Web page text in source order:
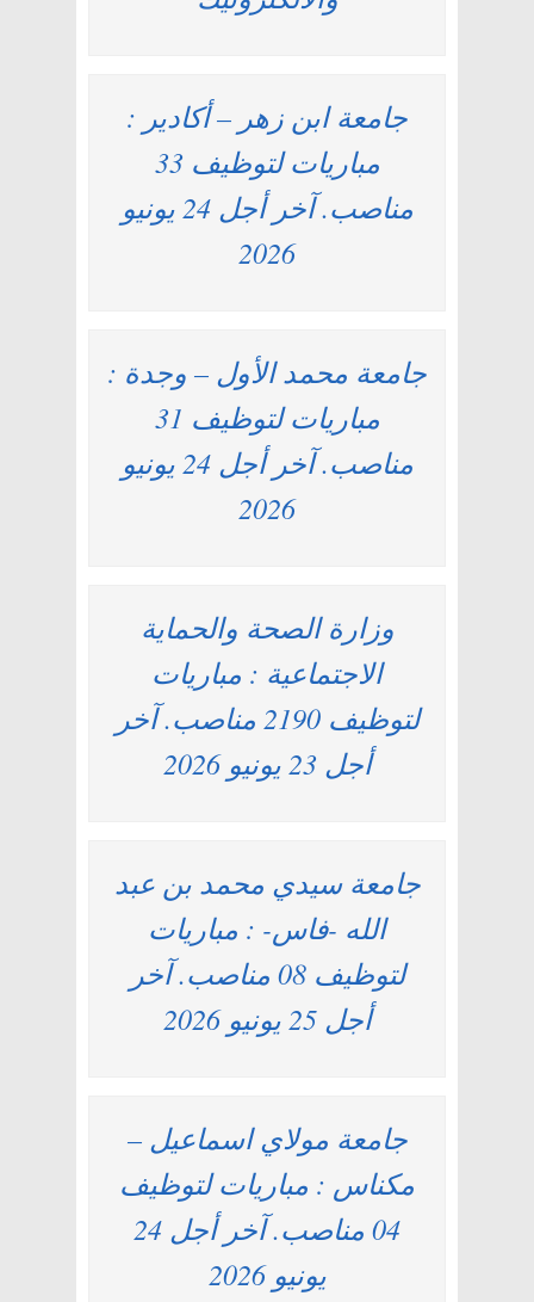
جامعة ابن زهر – أكادير :
مباريات لتوظيف 33
مناصب. آخر أجل 24 يونيو
2026
جامعة محمد الأول – وجدة :
مباريات لتوظيف 31
مناصب. آخر أجل 24 يونيو
2026
وزارة الصحة والحماية
الاجتماعية : مباريات
لتوظيف 2190 مناصب. آخر
أجل 23 يونيو 2026
جامعة سيدي محمد بن عبد
الله -فاس- : مباريات
لتوظيف 08 مناصب. آخر
أجل 25 يونيو 2026
جامعة مولاي اسماعيل –
مكناس : مباريات لتوظيف
04 مناصب. آخر أجل 24
يونيو 2026